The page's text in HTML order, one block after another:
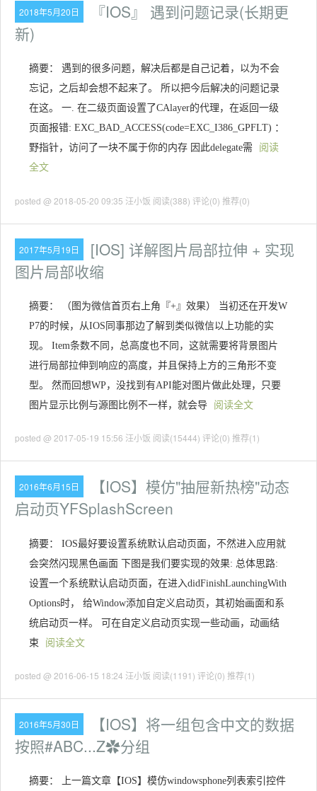
2018年5月20日
『IOS』 遇到问题记录(长期更
新)
摘要： 遇到的很多问题，解决后都是自己记着，以为不会
忘记，之后却会想不起来了。 所以把今后解决的问题记录
在这。 一. 在二级页面设置了CAlayer的代理，在返回一级
页面报错: EXC_BAD_ACCESS(code=EXC_I386_GPFLT) ：
野指针，访问了一块不属于你的内存 因此delegate需
阅读
全文
posted @ 2018-05-20 09:35 汪小饭 阅读(388) 评论(0) 推荐(0)
2017年5月19日
[IOS] 详解图片局部拉伸 + 实现
图片局部收缩
摘要： （图为微信首页右上角『+』效果） 当初还在开发W
P7的时候，从IOS同事那边了解到类似微信以上功能的实
现。 Item条数不同，总高度也不同，这就需要将背景图片
进行局部拉伸到响应的高度，并且保持上方的三角形不变
型。 然而回想WP，没找到有API能对图片做此处理，只要
图片显示比例与源图比例不一样，就会导
阅读全文
posted @ 2017-05-19 15:56 汪小饭 阅读(15444) 评论(0) 推荐(1)
2016年6月15日
【IOS】模仿"抽屉新热榜"动态
启动页YFSplashScreen
摘要： IOS最好要设置系统默认启动页面，不然进入应用就
会突然闪现黑色画面 下图是我们要实现的效果: 总体思路:
设置一个系统默认启动页面，在进入didFinishLaunchingWith
Options时， 给Window添加自定义启动页，其初始画面和系
统启动页一样。 可在自定义启动页实现一些动画，动画结
束
阅读全文
posted @ 2016-06-15 18:24 汪小饭 阅读(1191) 评论(0) 推荐(1)
2016年5月30日
【IOS】将一组包含中文的数据
按照#ABC...Z✿分组
摘要： 上一篇文章【IOS】模仿windowsphone列表索引控件